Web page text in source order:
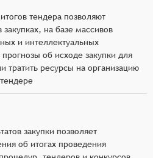
тендера позволяют
на базе массивов
и интеллектуальных
прогнозы об исходе закупки для
тратить ресурсы на организацию
закупки позволяет
об итогах проведения